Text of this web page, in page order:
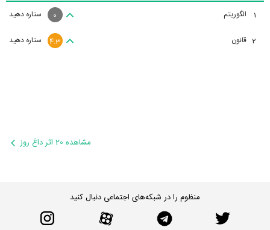
1 الگوریتم ستاره دهید 0
2 قانون ستاره دهید 4.3
مشاهده 20 اثر داغ روز
منظوم را در شبکه‌های اجتماعی دنبال کنید